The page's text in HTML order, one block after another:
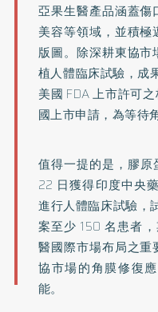
亞果生醫產品涵蓋
美容等領域，並積
版圖。除深耕東協
植人體臨床試驗，成
美國 FDA 上市許可
國上市申請，為等待
值得一提的是，膠
22 日獲得印度中央
進行人體臨床試驗，
案至少 150 名患者
醫國際市場布局之
協市場的角膜修復
能。